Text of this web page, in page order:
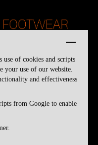
of cookies and scripts
your use of our website.
and effectiveness
from Google to enable